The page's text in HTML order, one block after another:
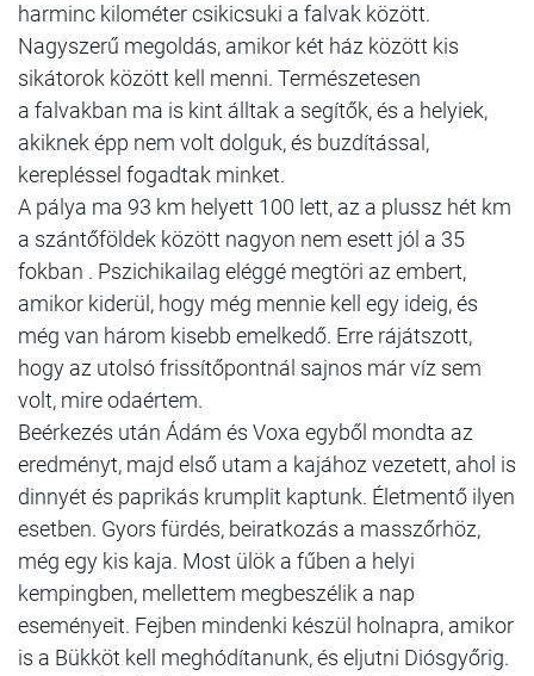
harminc kilométer csikicsuki a falvak között.
Nagyszerű megoldás, amikor két ház között kis
sikátorok között kell menni. Természetesen
a falvakban ma is kint álltak a segítők, és a helyiek,
akiknek épp nem volt dolguk, és buzdítással,
kerepléssel fogadtak minket.
A pálya ma 93 km helyett 100 lett, az a plussz hét km
a szántőföldek között nagyon nem esett jól a 35
fokban . Pszichikailag eléggé megtöri az embert,
amikor kiderül, hogy még mennie kell egy ideig, és
még van három kisebb emelkedő. Erre rájátszott,
hogy az utolsó frissítőpontnál sajnos már víz sem
volt, mire odaértem.
Beérkezés után Ádám és Voxa egyből mondta az
eredményt, majd első utam a kajához vezetett, ahol is
dinnyét és paprikás krumplit kaptunk. Életmentő ilyen
esetben. Gyors fürdés, beiratkozás a masszőrhöz,
még egy kis kaja. Most ülök a fűben a helyi
kempingben, mellettem megbeszélik a nap
eseményeit. Fejben mindenki készül holnapra, amikor
is a Bükköt kell meghódítanunk, és eljutni Diósgyőrig.